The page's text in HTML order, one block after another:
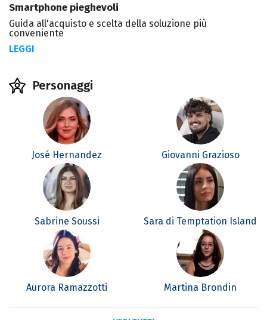
Smartphone pieghevoli
Guida all'acquisto e scelta della soluzione più
conveniente
LEGGI
Personaggi
José Hernandez Giovanni Grazioso
Sabrine Soussi Sara di Temptation Island
Aurora Ramazzotti Martina Brondin